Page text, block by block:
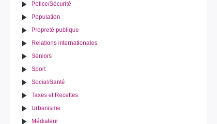
Police/Sécurité
Population
Propreté publique
Relations internationales
Seniors
Sport
Social/Santé
Taxes et Recettes
Urbanisme
Médiateur